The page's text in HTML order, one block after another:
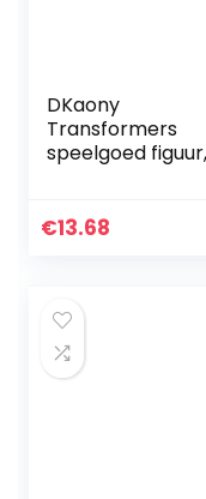
DKaony
Transformers
speelgoed
Truck vervormde
€13.68